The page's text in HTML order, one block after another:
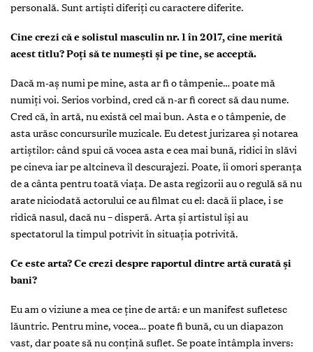
personală. Sunt artişti diferiţi cu caractere diferite.
Cine crezi că e solistul masculin nr. 1 în 2017, cine merită
acest titlu? Poţi să te numeşti şi pe tine, se acceptă.
Dacă m-aş numi pe mine, asta ar fi o tâmpenie… poate mă
numiţi voi. Serios vorbind, cred că n-ar fi corect să dau nume.
Cred că, în artă, nu există cel mai bun. Asta e o tâmpenie, de
asta urăsc concursurile muzicale. Eu detest jurizarea şi notarea
artiştilor: când spui că vocea asta e cea mai bună, ridici în slăvi
pe cineva iar pe altcineva îl descurajezi. Poate, îi omori speranţa
de a cânta pentru toată viaţa. De asta regizorii au o regulă să nu
arate niciodată actorului ce au filmat cu el: dacă îi place, i se
ridică nasul, dacă nu – disperă. Arta şi artistul îşi au
spectatorul la timpul potrivit în situaţia potrivită.
Ce este arta? Ce crezi despre raportul dintre artă curată şi
bani?
Eu am o viziune a mea ce ţine de artă: e un manifest sufletesc
lăuntric. Pentru mine, vocea… poate fi bună, cu un diapazon
vast, dar poate să nu conţină suflet. Se poate întâmpla invers: